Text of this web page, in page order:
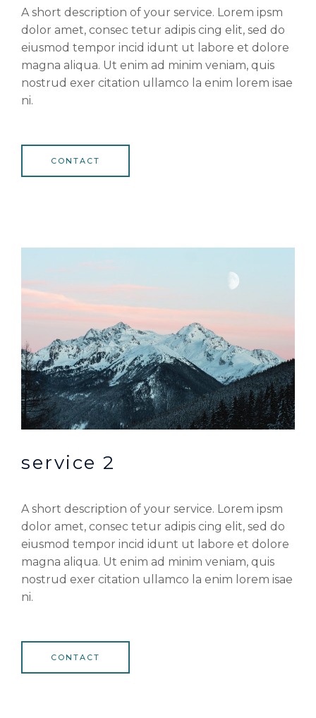
A short description of your service. Lorem ipsm
dolor amet, consec tetur adipis cing elit, sed do
eiusmod tempor incid idunt ut labore et dolore
magna aliqua. Ut enim ad minim veniam, quis
nostrud exer citation ullamco la enim lorem isae
ni.
CONTACT
service 2
A short description of your service. Lorem ipsm
dolor amet, consec tetur adipis cing elit, sed do
eiusmod tempor incid idunt ut labore et dolore
magna aliqua. Ut enim ad minim veniam, quis
nostrud exer citation ullamco la enim lorem isae
ni.
CONTACT